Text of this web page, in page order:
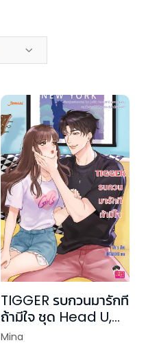
TIGGER รบกวนมารักที
ถ้ามีใจ ชุด Head U,
Luv You
Mina